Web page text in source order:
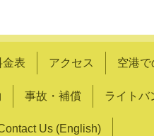
金表 アクセス 空港
事故・補償 ライトバ
Us (English)